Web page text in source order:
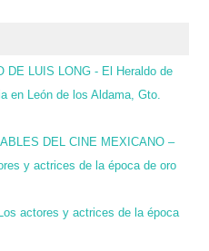
DE LUIS LONG - El Heraldo de
en León de los Aldama, Gto.
DEL CINE MEXICANO –
y actrices de la época de oro
Los actores y actrices de la época